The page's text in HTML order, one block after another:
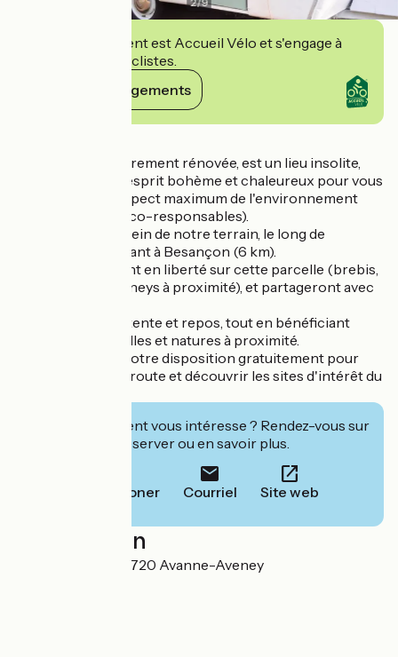
Cet établissement est Accueil Vélo et s'engage à
accueillir des cyclistes.
Voir ses engagements
La caravane, entièrement rénovée, est un lieu insolite,
décorée dans un esprit bohème et chaleureux pour vous
plaire, dans un respect maximum de l'environnement
(matières bio et éco-responsables).
Elle est située au sein de notre terrain, le long de
l'EuroVelo6, la reliant à Besançon (6 km).
Nos animaux vivent en liberté sur cette parcelle (brebis,
chien, chats et poneys à proximité), et partageront avec
Le site permet détente et repos, tout en bénéficiant
d'activités culturelles et natures à proximité.
Des vélos sont à votre disposition gratuitement pour
emprunter la véloroute et découvrir les sites d'intérêt du
Cet établissement vous intéresse ? Rendez-vous sur
leur site pour réserver ou en savoir plus.
Téléphoner Courriel Site web
Localisation
93 Grande Rue 25720 Avanne-Aveney